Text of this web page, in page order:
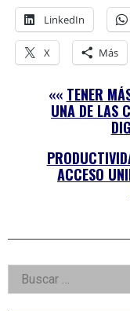
LinkedIn
X Más
«« TENER
UNA DE LAS
ACCESO
Right
Asides
Buscar: